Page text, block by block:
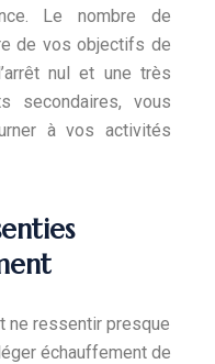
Le nombre de
de vos objectifs de
nul et une très
secondaires, vous
à vos activités
ne ressentir presque
échauffement de